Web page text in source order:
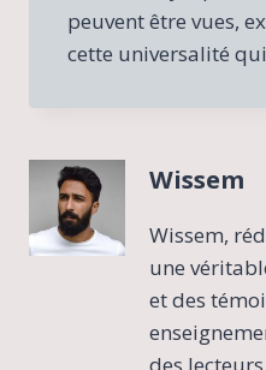
peuvent être vues,
cette universalité
Wissem
Wissem,
une
et des
des